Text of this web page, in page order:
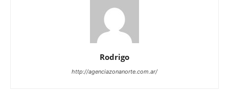
Rodrigo
http://agenciazonanorte.com.ar/